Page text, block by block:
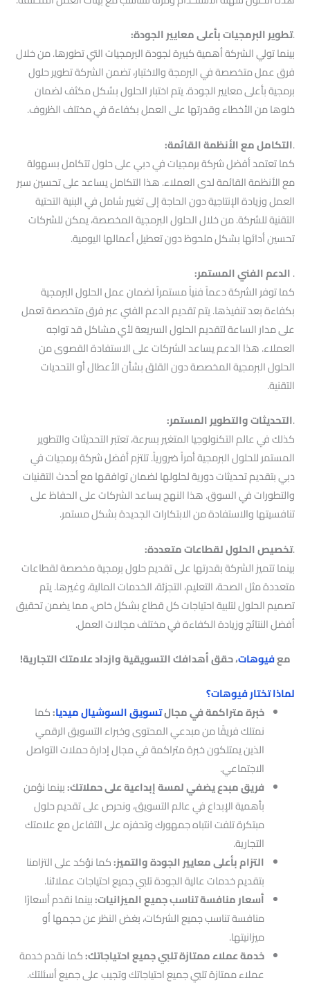
.تطوير البرمجيات بأعلى معايير الجودة:
بينما تولي الشركة أهمية كبيرة لجودة البرمجيات التي تطورها. من خلال
فرق عمل متخصصة في البرمجة والاختبار، تضمن الشركة تطوير حلول
برمجية بأعلى معايير الجودة. يتم اختبار الحلول بشكل مكثف لضمان
خلوها من الأخطاء وقدرتها على العمل بكفاءة في مختلف الظروف.
.التكامل مع الأنظمة القائمة:
كما تعتمد أفضل شركة برمجيات في دبي على حلول تتكامل بسهولة
مع الأنظمة القائمة لدى العملاء. هذا التكامل يساعد على تحسين سير
العمل وزيادة الإنتاجية دون الحاجة إلى تغيير شامل في البنية التحتية
التقنية للشركة. من خلال الحلول البرمجية المخصصة، يمكن للشركات
تحسين أدائها بشكل ملحوظ دون تعطيل أعمالها اليومية.
.الدعم الفني المستمر:
كما توفر الشركة دعماً فنياً مستمراً لضمان عمل الحلول البرمجية
بكفاءة بعد تنفيذها. يتم تقديم الدعم الفني عبر فرق متخصصة تعمل
على مدار الساعة لتقديم الحلول السريعة لأي مشاكل قد تواجه
العملاء. هذا الدعم يساعد الشركات على الاستفادة القصوى من
الحلول البرمجية المخصصة دون القلق بشأن الأعطال أو التحديات
التقنية.
.التحديثات والتطوير المستمر:
كذلك في عالم التكنولوجيا المتغير بسرعة، تعتبر التحديثات والتطوير
المستمر للحلول البرمجية أمراً ضرورياً. تلتزم أفضل شركة برمجيات في
دبي بتقديم تحديثات دورية لحلولها لضمان توافقها مع أحدث التقنيات
والتطورات في السوق. هذا النهج يساعد الشركات على الحفاظ على
تنافسيتها والاستفادة من الابتكارات الجديدة بشكل مستمر.
.تخصيص الحلول لقطاعات متعددة:
بينما تتميز الشركة بقدرتها على تقديم حلول برمجية مخصصة لقطاعات
متعددة مثل الصحة، التعليم، التجزئة، الخدمات المالية، وغيرها. يتم
تصميم الحلول لتلبية احتياجات كل قطاع بشكل خاص، مما يضمن تحقيق
أفضل النتائج وزيادة الكفاءة في مختلف مجالات العمل.
معفيوهات، حقق أهدافك التسويقية وازداد علامتك التجارية!
لماذا تختار فيوهات؟
خبرة متراكمة في مجالتسويق السوشيال ميديا:كما
نمتلك فريقًا من مبدعي المحتوى وخبراء التسويق الرقمي
الذين يمتلكون خبرة متراكمة في مجال إدارة حملات التواصل
الاجتماعي.
فريق مبدع يضفي لمسة إبداعية على حملاتك:بينما نؤمن
بأهمية الإبداع في عالم التسويق، ونحرص على تقديم حلول
مبتكرة تلفت انتباه جمهورك وتحفزه على التفاعل مع علامتك
التجارية.
التزام بأعلى معايير الجودة والتميز:كما نؤكد على التزامنا
بتقديم خدمات عالية الجودة تلبي جميع احتياجات عملائنا.
أسعار منافسة تناسب جميع الميزانيات:بينما نقدم أسعارًا
منافسة تناسب جميع الشركات، بغض النظر عن حجمها أو
ميزانيتها.
خدمة عملاء ممتازة تلبي جميع احتياجاتك:كما نقدم خدمة
عملاء ممتازة تلبي جميع احتياجاتك وتجيب على جميع أسئلتك.